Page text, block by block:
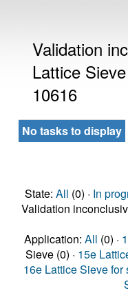
Validation
Lattice
10616
No tasks to display
State: All (0) · In
Validation
Application: All (0) ·
Sieve (0) · 15e
16e Lattice Sieve